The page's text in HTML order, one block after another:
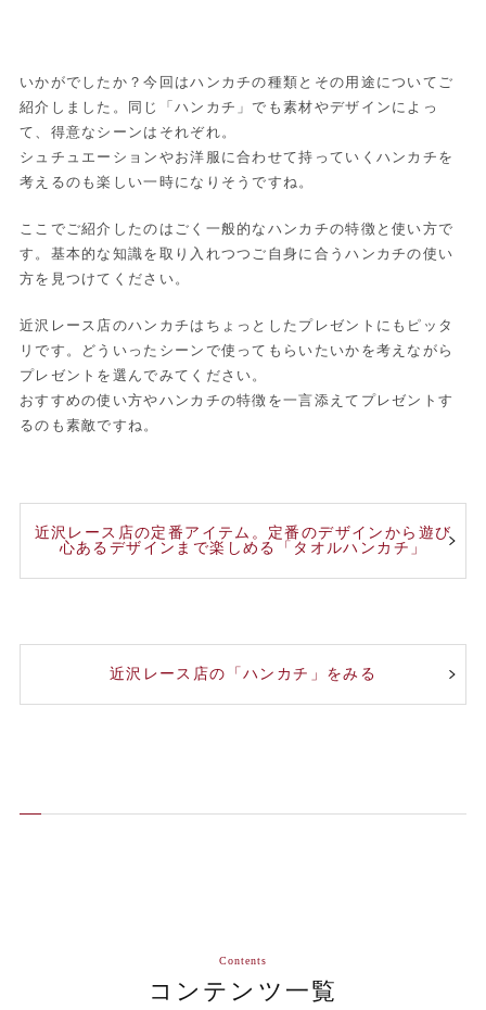
いかがでしたか？今回はハンカチの種類とその用途についてご
紹介しました。同じ「ハンカチ」でも素材やデザインによっ
て、得意なシーンはそれぞれ。
シュチュエーションやお洋服に合わせて持っていくハンカチを
考えるのも楽しい一時になりそうですね。
ここでご紹介したのはごく一般的なハンカチの特徴と使い方で
す。基本的な知識を取り入れつつご自身に合うハンカチの使い
方を見つけてください。
近沢レース店のハンカチはちょっとしたプレゼントにもピッタ
リです。どういったシーンで使ってもらいたいかを考えながら
プレゼントを選んでみてください。
おすすめの使い方やハンカチの特徴を一言添えてプレゼントす
るのも素敵ですね。
近沢レース店の定番アイテム。定番のデザインから遊び
心あるデザインまで楽しめる「タオルハンカチ」
近沢レース店の「ハンカチ」をみる
コンテンツ一覧
Contents